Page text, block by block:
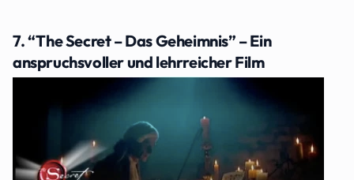
7. “The Secret – Das Geheimnis” – Ein
anspruchsvoller und lehrreicher Film